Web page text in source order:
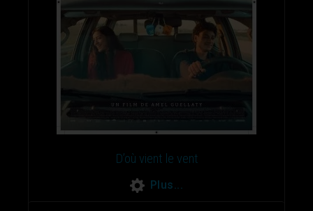
D’où vient le vent
Plus...